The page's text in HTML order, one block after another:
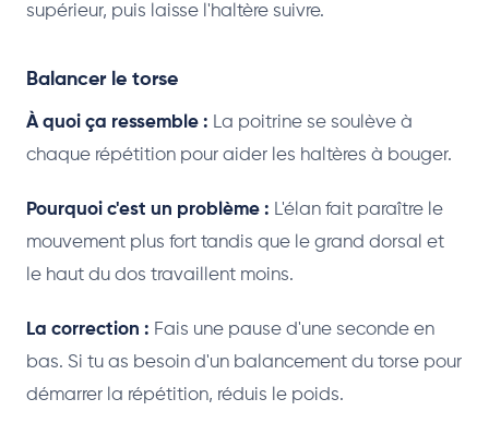
supérieur, puis laisse l'haltère suivre.
Balancer le torse
À quoi ça ressemble : La poitrine se soulève à
chaque répétition pour aider les haltères à bouger.
Pourquoi c'est un problème : L'élan fait paraître le
mouvement plus fort tandis que le grand dorsal et
le haut du dos travaillent moins.
La correction : Fais une pause d'une seconde en
bas. Si tu as besoin d'un balancement du torse pour
démarrer la répétition, réduis le poids.